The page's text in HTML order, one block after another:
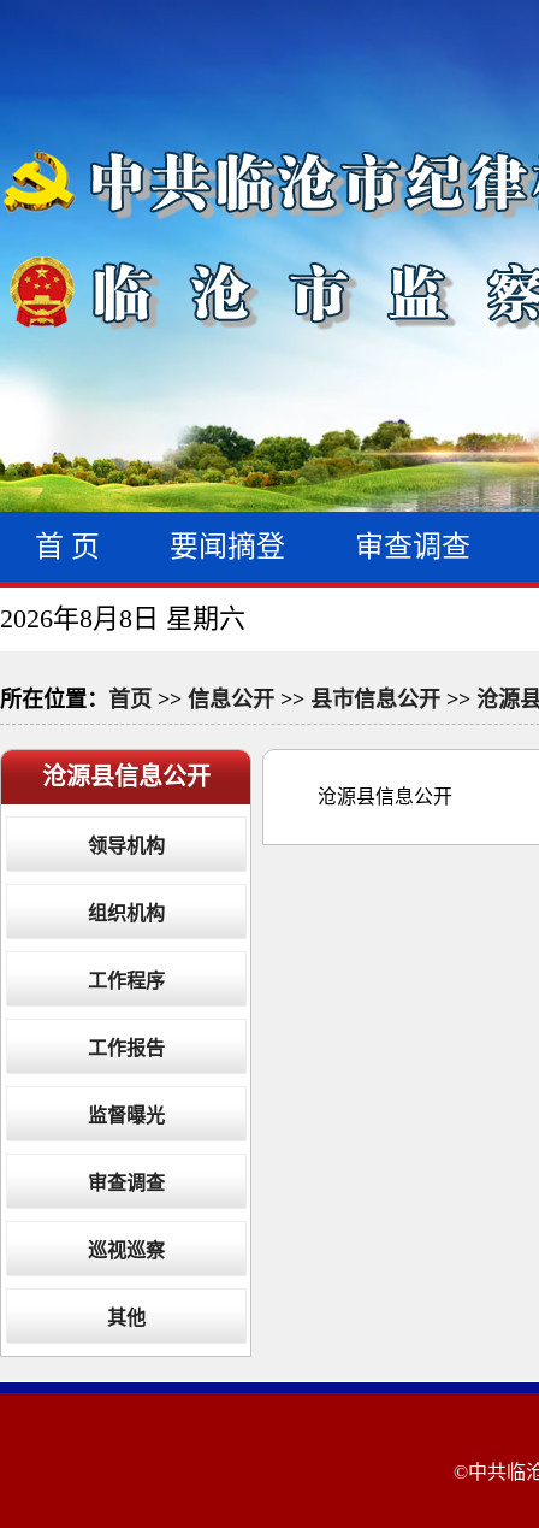
首 页 要闻摘登 审查调查
2026年8月8日 星期六
所在位置： 首页 >> 信息公开 >> 县市信息公开 >> 沧源
沧源县信息公开
领导机构
组织机构
工作程序
工作报告
监督曝光
审查调查
巡视巡察
其他
沧源县信息公开
©中共临